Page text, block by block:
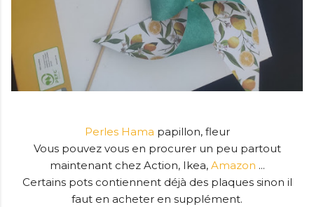
Perles Hama papillon, fleur
Vous pouvez vous en procurer un peu partout
maintenant chez Action, Ikea, Amazon ...
Certains pots contiennent déjà des plaques sinon il
faut en acheter en supplément.